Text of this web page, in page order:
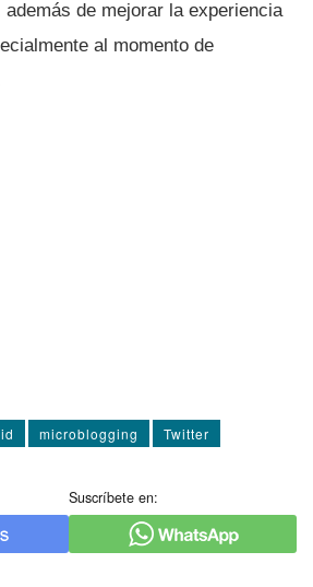
de mejorar la experiencia
al momento de
microblogging Twitter
Suscríbete en: